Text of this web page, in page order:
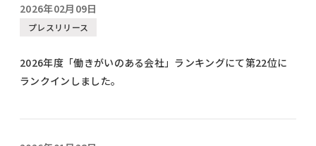
2026年02月09日
プレスリリース
2026年度「働きがいのある会社」ランキングにて第22位に
ランクインしました。